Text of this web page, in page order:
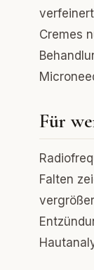
Cremes
Für
Falten